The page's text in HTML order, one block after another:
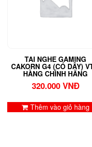
TAI NGHE GAMING
CAKORN G4 (CÓ DÂY)
HÀNG CHÍNH HÃNG
320.000 VNĐ
Thêm vào giỏ hàng